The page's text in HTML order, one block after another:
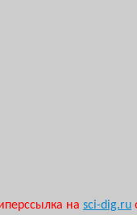
на sci-dig.ru